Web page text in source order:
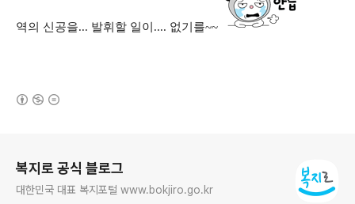
역의 신공을... 발휘할 일이.... 없기를~~
복지로 공식 블로그
대한민국 대표 복지포털 www.bokjiro.go.kr